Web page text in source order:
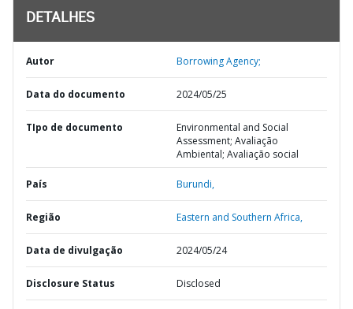
DETALHES
Autor Borrowing Agency;
Data do documento 2024/05/25
TIpo de documento
Environmental and Social
Assessment; Avaliação
Ambiental; Avaliação social
País Burundi,
Região Eastern and Southern Africa,
Data de divulgação 2024/05/24
Disclosure Status Disclosed